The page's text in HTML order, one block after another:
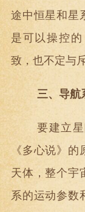
途中恒星和星
是可以操控
致，也不定与
三、导航
要建立
《多心说》
天体，整个宇
系的运动参数